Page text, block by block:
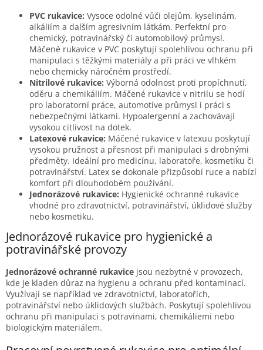
PVC rukavice: Vysoce odolné vůči olejům, kyselinám,
alkáliím a dalším agresivním látkám. Perfektní pro
chemický, potravinářský či automobilový průmysl.
Máčené rukavice v PVC poskytují spolehlivou ochranu při
manipulaci s těžkými materiály a při práci ve vlhkém
nebo chemicky náročném prostředí.
Nitrilové rukavice: Výborná odolnost proti propíchnutí,
oděru a chemikáliím. Máčené rukavice v nitrilu se hodí
pro laboratorní práce, automotive průmysl i práci s
nebezpečnými látkami. Hypoalergenní a zachovávají
vysokou citlivost na dotek.
Latexové rukavice: Máčené rukavice v latexuu poskytují
vysokou pružnost a přesnost při manipulaci s drobnými
předměty. Ideální pro medicínu, laboratoře, kosmetiku či
potravinářství. Latex se dokonale přizpůsobí ruce a nabízí
komfort při dlouhodobém používání.
Jednorázové rukavice: Hygienické ochranné rukavice
vhodné pro zdravotnictví, potravinářství, úklidové služby
nebo kosmetiku.
Jednorázové rukavice pro hygienické a
potravinářské provozy
Jednorázové ochranné rukavice jsou nezbytné v provozech,
kde je kladen důraz na hygienu a ochranu před kontaminací.
Využívají se například ve zdravotnictví, laboratořích,
potravinářství nebo úklidových službách. Poskytují spolehlivou
ochranu při manipulaci s potravinami, chemikáliemi nebo
biologickým materiálem.